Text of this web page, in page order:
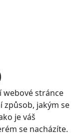
stránce
způsob, jakým se
je váš
se nacházíte.